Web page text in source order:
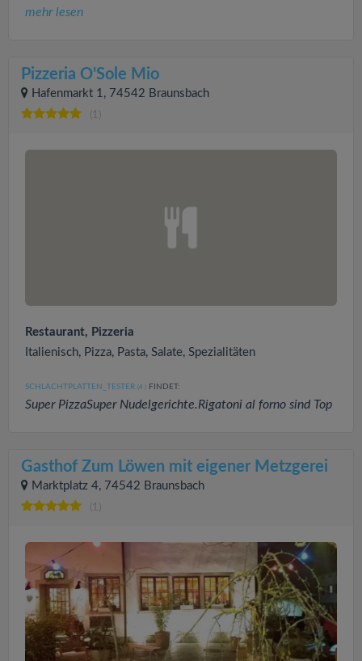
mehr lesen
Pizzeria O'Sole Mio
Hafenmarkt 1, 74542 Braunsbach
(1)
Restaurant, Pizzeria
Italienisch, Pizza, Pasta, Salate, Spezialitäten
SCHLACHTPLATTEN_TESTER (4 ) FINDET:
Super PizzaSuper Nudelgerichte.Rigatoni al forno sind Top
Gasthof Zum Löwen mit eigener Metzgerei
Marktplatz 4, 74542 Braunsbach
(1)